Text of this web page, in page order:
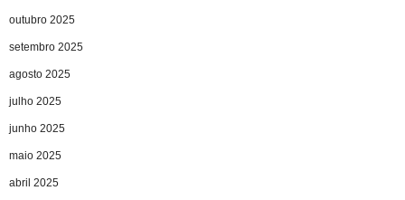
outubro 2025
setembro 2025
agosto 2025
julho 2025
junho 2025
maio 2025
abril 2025